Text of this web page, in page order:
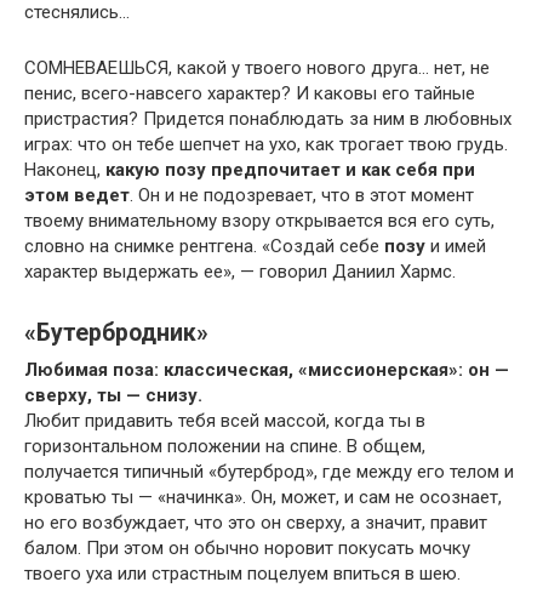
стеснялись…
СОМНЕВАЕШЬСЯ, какой у твоего нового друга… нет, не
пенис, всего-навсего характер? И каковы его тайные
пристрастия? Придется понаблюдать за ним в любовных
играх: что он тебе шепчет на ухо, как трогает твою грудь.
Наконец, какую позу предпочитает и как себя при
этом ведет. Он и не подозревает, что в этот момент
твоему внимательному взору открывается вся его суть,
словно на снимке рентгена. «Создай себе позу и имей
характер выдержать ее», — говорил Даниил Хармс.
«Бутербродник»
Любимая поза: классическая, «миссионерская»: он —
сверху, ты — снизу.
Любит придавить тебя всей массой, когда ты в
горизонтальном положении на спине. В общем,
получается типичный «бутерброд», где между его телом и
кроватью ты — «начинка». Он, может, и сам не осознает,
но его возбуждает, что это он сверху, а значит, правит
балом. При этом он обычно норовит покусать мочку
твоего уха или страстным поцелуем впиться в шею.